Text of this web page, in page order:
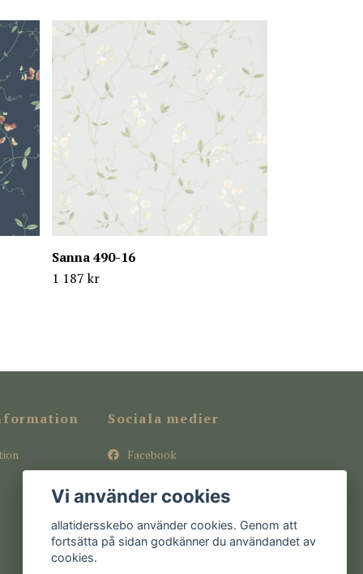
Sanna 490-16
1 187 kr
Sociala medier
Facebook
Pinterest
Vi använder cookies
allatidersskebo använder cookies. Genom att
fortsätta på sidan godkänner du användandet av
cookies.